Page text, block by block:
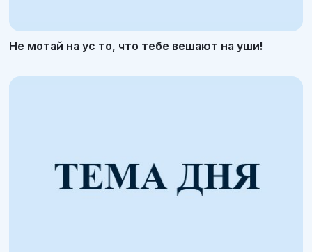
Не мотай на ус то, что тебе вешают на уши!